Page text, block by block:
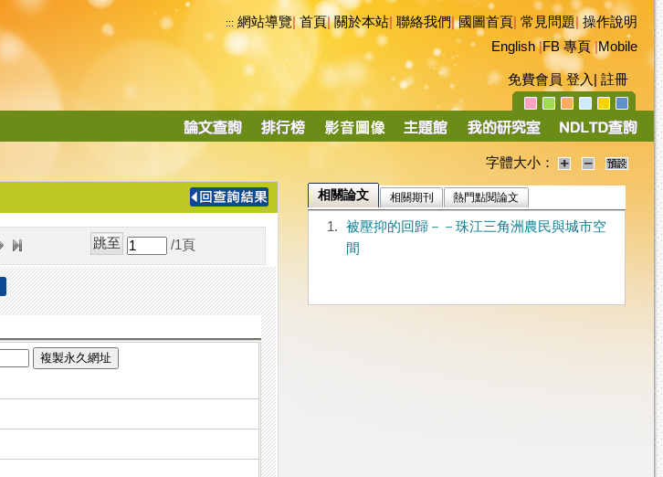
::: 網站導覽|首頁|關於本站 聯絡我們|國圖首頁 常見問題|操作說明
English|FB 專頁|Mobile
免費會員 登入 註冊
導
字體大小：
/1 頁
複製永久網址
相關論文 相關期刊 熱門點閱論文
1.
被壓抑的回歸－－珠江三角洲農民與城市空
間